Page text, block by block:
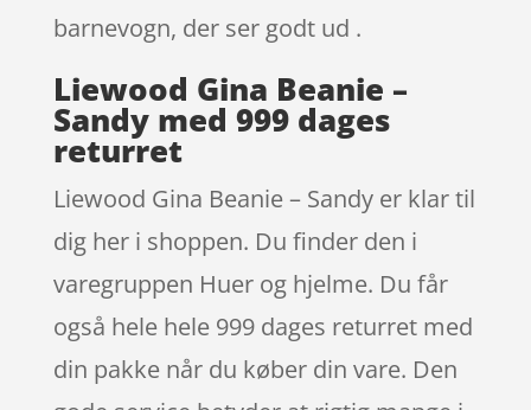
barnevogn, der ser godt ud .
Liewood Gina Beanie –
Sandy med 999 dages
returret
Liewood Gina Beanie – Sandy er klar til
dig her i shoppen. Du finder den i
varegruppen Huer og hjelme. Du får
også hele hele 999 dages returret med
din pakke når du køber din vare. Den